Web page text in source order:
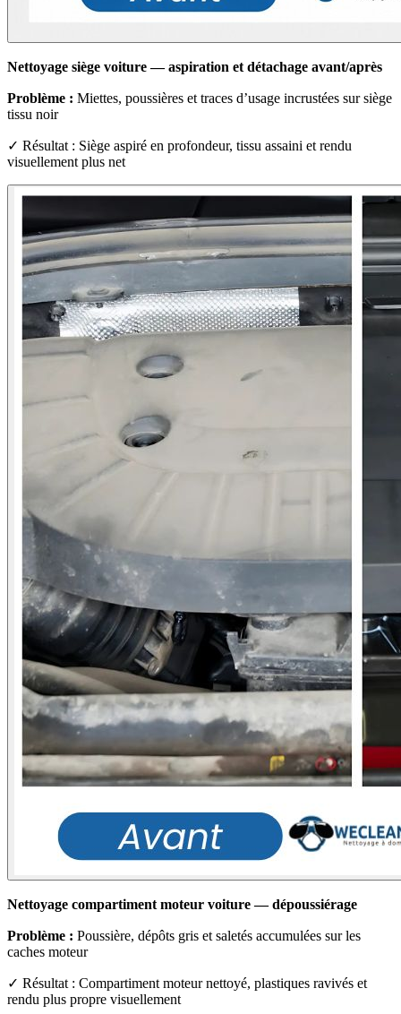
Nettoyage siège voiture — aspiration et détachage avant/après
Problème : Miettes, poussières et traces d’usage incrustées sur siège
tissu noir
✓ Résultat : Siège aspiré en profondeur, tissu assaini et rendu
visuellement plus net
Nettoyage compartiment moteur voiture — dépoussiérage
Problème : Poussière, dépôts gris et saletés accumulées sur les
caches moteur
✓ Résultat : Compartiment moteur nettoyé, plastiques ravivés et
rendu plus propre visuellement